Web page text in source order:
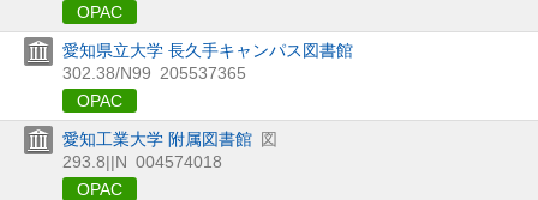
OPAC
愛知県立大学 長久手キャンパス図書館
302.38/N99 205537365
OPAC
愛知工業大学 附属図書館 図
293.8||N 004574018
OPAC